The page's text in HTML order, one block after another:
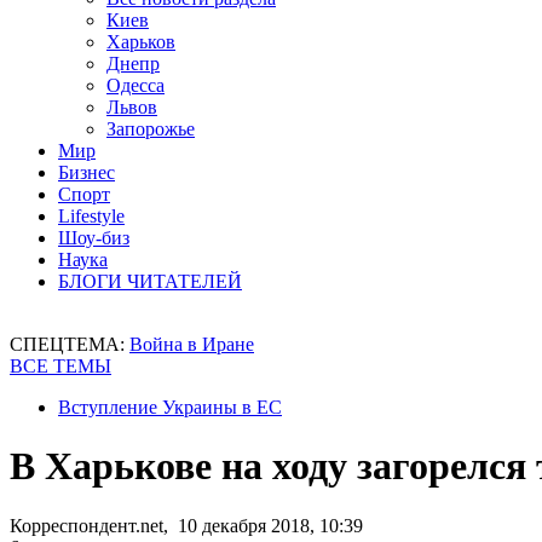
Киев
Харьков
Днепр
Одесса
Львов
Запорожье
Мир
Бизнес
Спорт
Lifestyle
Шоу-биз
Наука
БЛОГИ ЧИТАТЕЛЕЙ
СПЕЦТЕМА: Война в Иране
ВСЕ ТЕМЫ
Вступление Украины в ЕС
В Харькове на ходу загорелся
Корреспондент.net, 10 декабря 2018, 10:39